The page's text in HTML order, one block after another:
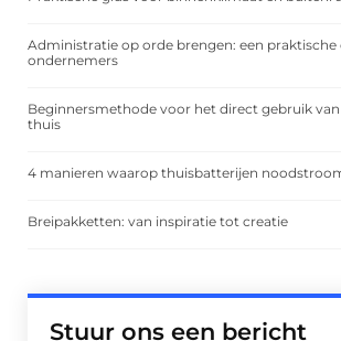
Administratie op orde brengen: een
ondernemers
Beginnersmethode voor het direct gebruik
thuis
4 manieren waarop thuisbatterijen
Breipakketten: van inspiratie tot creatie
Stuur ons een bericht